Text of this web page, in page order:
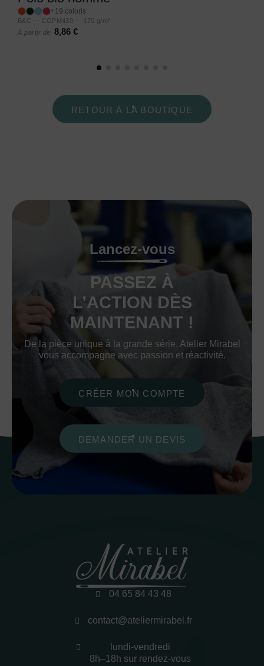
+19 coloris
B&C — CGPM430 — 170 g/m²
À partir de
8,86 €
RETOUR À LA BOUTIQUE
Lancez-vous
PASSEZ À
L’ACTION DÈS
MAINTENANT !
De la pièce unique à la grande série, Atelier Mirabel
vous accompagne avec passion et réactivité.
CRÉER MON COMPTE
DEMANDER UN DEVIS
04 65 84 43 48
contact@ateliermirabel.fr
lundi-vendredi
8h–18h sur rendez-vous